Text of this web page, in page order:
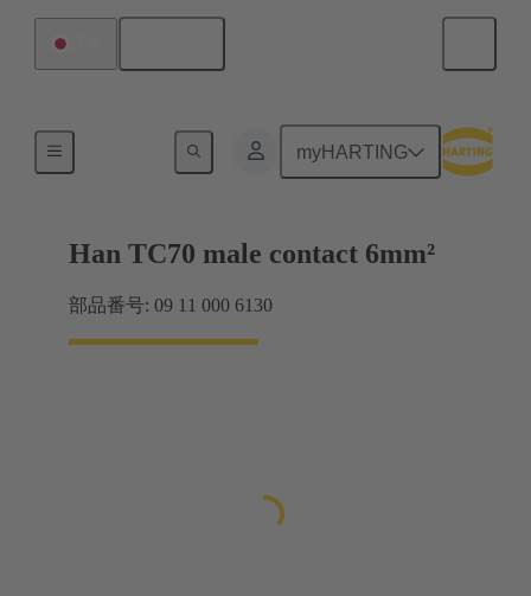
myHARTING
Han TC70 male contact 6mm²
部品番号: 09 11 000 6130